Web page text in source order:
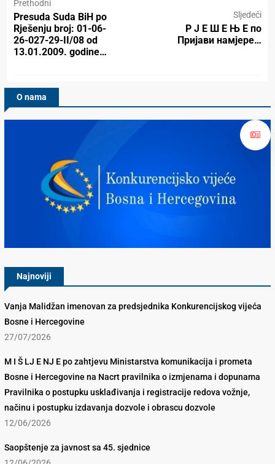
Prethodni
Presuda Suda BiH po
Rješenju broj: 01-06-
26-027-29-II/08 od
13.01.2009. godine…
Sljedeći
Р Ј Е Ш Е Њ Е по
Пријави намјере…
O nama
Najnoviji
Vanja Malidžan imenovan za predsjednika Konkurencijskog vijeća
Bosne i Hercegovine
27/07/2026
M I Š LJ E NJ E po zahtjevu Ministarstva komunikacija i prometa
Bosne i Hercegovine na Nacrt pravilnika o izmjenama i dopunama
Pravilnika o postupku usklađivanja i registracije redova vožnje,
načinu i postupku izdavanja dozvole i obrascu dozvole
12/06/2026
Saopštenje za javnost sa 45. sjednice